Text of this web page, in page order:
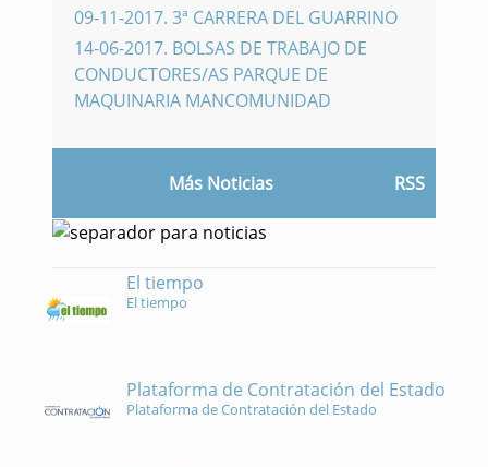
09-11-2017. 3ª CARRERA DEL GUARRINO
14-06-2017. BOLSAS DE TRABAJO DE
CONDUCTORES/AS PARQUE DE
MAQUINARIA MANCOMUNIDAD
Más Noticias RSS
El tiempo
El tiempo
Plataforma de Contratación del Estado
Plataforma de Contratación del Estado